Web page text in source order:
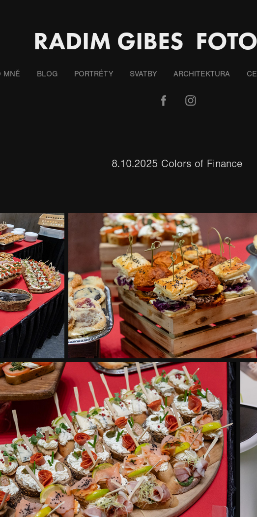
RADIM GIBES
MNĚ BLOG PORTRÉTY SVATBY ARCHITEKTURA
8.10.2025 Colors of Finance